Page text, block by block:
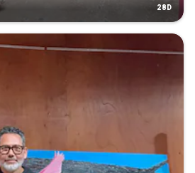
28D